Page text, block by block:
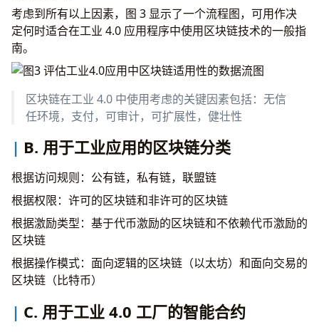
考虑到所有以上因素，图 3 显示了一个流程图，可用作决
定何时适合在工业 4.0 应用程序中使用区块链技术的一般指
南。
区块链在工业 4.0 中使用考虑的关键因素包括：无信
任环境，支付，可审计，可扩展性，健壮性
B. 用于工业应用的区块链分类
根据访问规则：公有链，私有链，联盟链
根据权限：许可的区块链和非许可的区块链
根据激励类型：基于代币激励的区块链和不依赖代币激励的
区块链
根据操作模式：面向逻辑的区块链（以太坊）和面向交易的
区块链（比特币）
C. 用于工业 4.0 工厂的智能合约